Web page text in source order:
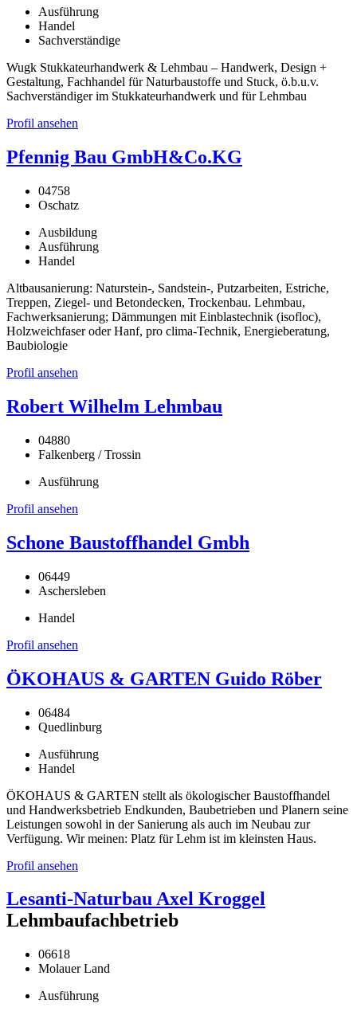
Ausführung
Handel
Sachverständige
Wugk Stukkateurhandwerk & Lehmbau – Handwerk, Design +
Gestaltung, Fachhandel für Naturbaustoffe und Stuck, ö.b.u.v.
Sachverständiger im Stukkateurhandwerk und für Lehmbau
Profil ansehen
Pfennig Bau GmbH&Co.KG
04758
Oschatz
Ausbildung
Ausführung
Handel
Altbausanierung: Naturstein-, Sandstein-, Putzarbeiten, Estriche,
Treppen, Ziegel- und Betondecken, Trockenbau. Lehmbau,
Fachwerksanierung; Dämmungen mit Einblastechnik (isofloc),
Holzweichfaser oder Hanf, pro clima-Technik, Energieberatung,
Baubiologie
Profil ansehen
Robert Wilhelm Lehmbau
04880
Falkenberg / Trossin
Ausführung
Profil ansehen
Schone Baustoffhandel Gmbh
06449
Aschersleben
Handel
Profil ansehen
ÖKOHAUS & GARTEN Guido Röber
06484
Quedlinburg
Ausführung
Handel
ÖKOHAUS & GARTEN stellt als ökologischer Baustoffhandel
und Handwerksbetrieb Endkunden, Baubetrieben und Planern seine
Leistungen sowohl in der Sanierung als auch im Neubau zur
Verfügung. Wir meinen: Platz für Lehm ist im kleinsten Haus.
Profil ansehen
Lesanti-Naturbau Axel Kroggel
Lehmbaufachbetrieb
06618
Molauer Land
Ausführung